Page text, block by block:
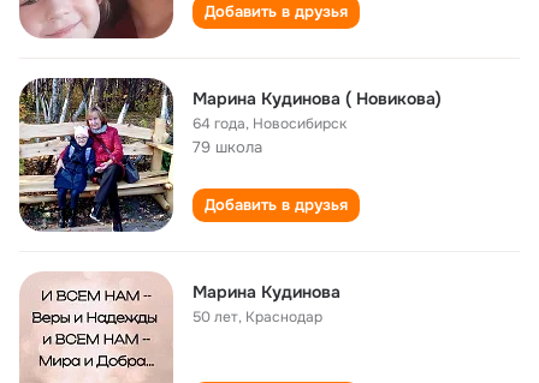
Добавить в друзья
Марина Кудинова ( Новикова)
64 года, Новосибирск
79 школа
Добавить в друзья
Марина Кудинова
50 лет, Краснодар